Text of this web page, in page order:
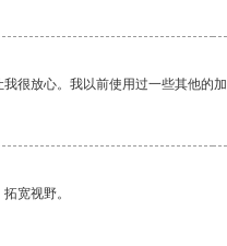
很放心。我以前使用过一些其他的
宽视野。